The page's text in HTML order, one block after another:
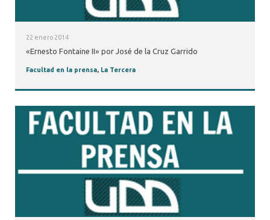
22 enero 2014
«Ernesto Fontaine II» por José de la Cruz Garrido
Facultad en la prensa, La Tercera